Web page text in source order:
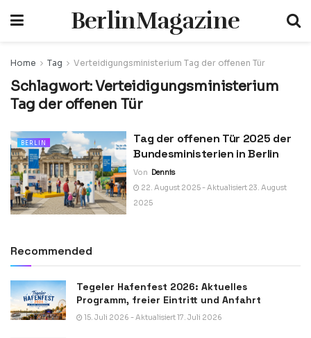
BerlinMagazine
Home Tag Verteidigungsministerium Tag der offenen Tür
Schlagwort:Verteidigungsministerium
Tag der offenen Tür
BERLIN
Tag der offenen Tür 2025 der
Bundesministerien in Berlin
Von Dennis
22. August 2025 - Aktualisiert 23. August
2025
Recommended
Tegeler Hafenfest 2026: Aktuelles
Programm, freier Eintritt und Anfahrt
15. Juli 2026 - Aktualisiert 17. Juli 2026